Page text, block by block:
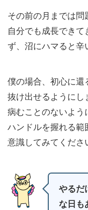
その前の月までは問
自分でも成長でき
ず、沼にハマると辛
僕の場合、初心に還
抜け出せるようにし
病むことのないよう
ハンドルを握れる範
意識してみてくださ
やるだ
な日も